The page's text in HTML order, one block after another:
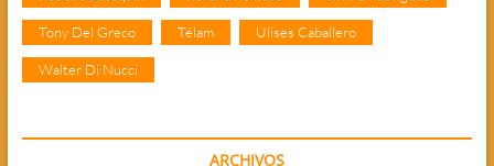
Tony Del Greco Télam Ulises Caballero
Walter Di Nucci
ARCHIVOS